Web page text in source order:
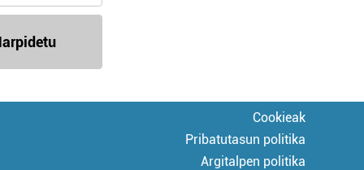
Cookieak
Pribatutasun politika
Argitalpen politika